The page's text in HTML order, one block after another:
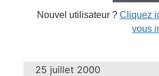
Nouvel utilisateur ?Cliquez
vous
25 juillet 2000